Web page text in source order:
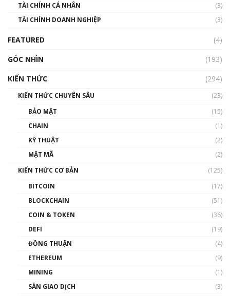
Nhìn lại năm 2022: Những sự kiện ảnh hưởng
đến hệ sinh thái tiền mã hoá | Phổ cập
00:43:47
như thể nào?
00:39:31
Phổ cập Blockchain
thống & Crypto qua các cuộc chiến | Phổ cập
TÀI CHÍNH CÁ NHÂN
(3)
TÀI CHÍNH DOANH NGHIỆP
(3)
FEATURED
(4)
GÓC NHÌN
(193)
KIẾN THỨC
(294)
KIẾN THỨC CHUYÊN SÂU
(23)
BẢO MẬT
(15)
CHAIN
(1)
KỸ THUẬT
(2)
MẬT MÃ
(2)
KIẾN THỨC CƠ BẢN
(125)
BITCOIN
(17)
BLOCKCHAIN
(51)
COIN & TOKEN
(36)
DEFI
(19)
ĐỒNG THUẬN
(4)
ETHEREUM
(9)
MINING
(1)
SÀN GIAO DỊCH
(3)